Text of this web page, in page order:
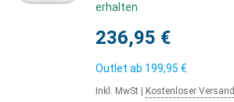
erhalten
236,95 €
Outlet ab 199,95 €
Inkl. MwSt Kostenloser Versand